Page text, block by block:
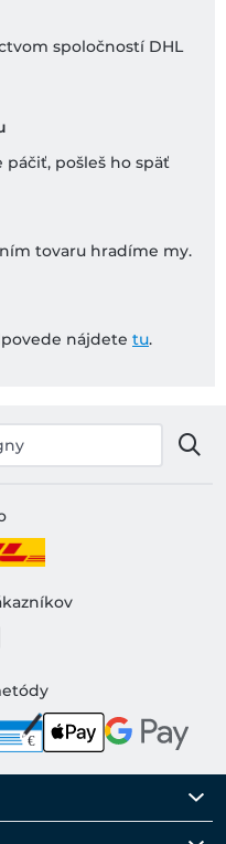
spoločností DHL
pošleš ho späť
tovaru hradíme my.
nájdete tu.